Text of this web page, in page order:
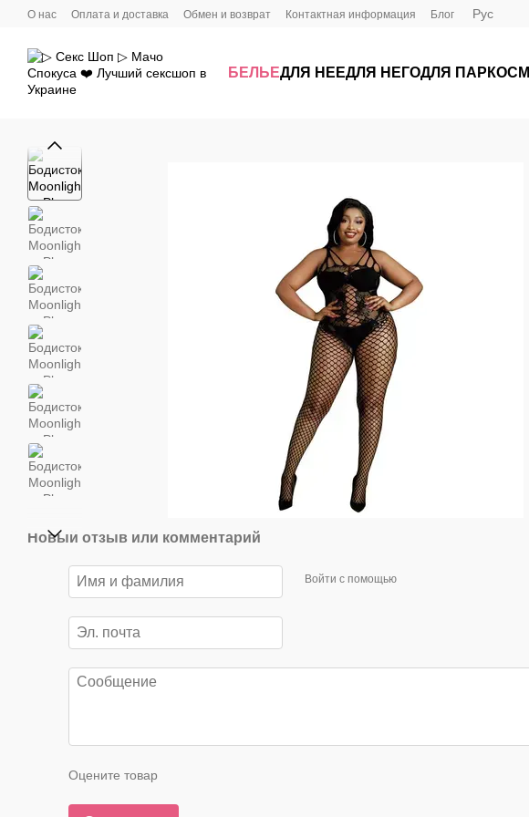
Перейти к основному контенту
О нас Оплата и доставка Обмен и возврат Контактная информация Блог Рус
БЕЛЬЕДЛЯ НЕЕДЛЯ НЕГОДЛЯ ПАР
Новый отзыв или комментарий
Войти с помощью
Оцените товар